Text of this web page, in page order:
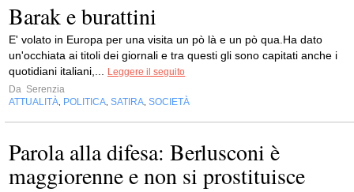
Barak e burattini
E' volato in Europa per una visita un pò là e un pò qua.Ha dato
un'occhiata ai titoli dei giornali e tra questi gli sono capitati anche i
quotidiani italiani,...
Leggere il seguito
Da Serenzia
ATTUALITÀ POLITICA SATIRA SOCIETÀ
Parola alla difesa: Berlusconi è
maggiorenne e non si prostituisce